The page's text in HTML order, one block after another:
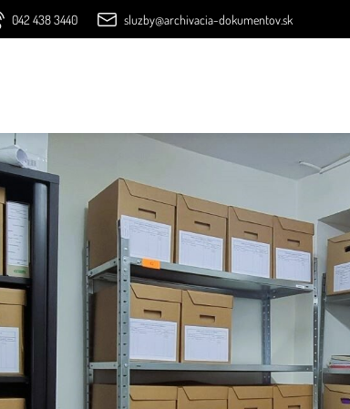
042 438 3440 sluzby@archivacia-dokumentov.sk